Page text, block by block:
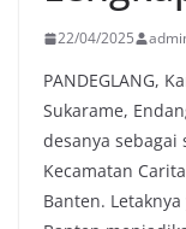
22/04/2025
PANDEGLANG,
Sukarame,
desanya
Kecamatan
Banten.